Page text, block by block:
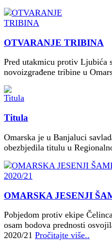
OTVARANJE TRIBINA
Pred utakmicu protiv Ljubića
novoizgrađene tribine u
Titula
Omarska je u Banjaluci
obezbjedila titulu u
OMARSKA JESENJI
Pobjedom protiv ekipe
osam bodova prednosti
2020/21 Pročitajte više..